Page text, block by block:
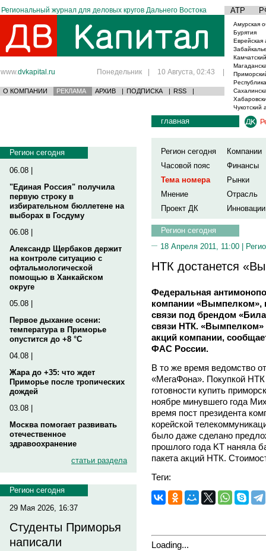
Региональный журнал для деловых кругов Дальнего Востока АТР
www.dvkapital.ru Понедельник | 10 Августа, 02:43 |
О КОМПАНИИ РЕКЛАМА АРХИВ | ПОДПИСКА | RSS |
Амурская
Бурятия
Еврейская
Чукотский
Регион сегодня
06.08 |
"Единая Россия" получила
первую строку в
избирательном бюллетене на
выборах в Госдуму
06.08 |
Александр Щербаков держит
на контроле ситуацию с
офтальмологической
помощью в Ханкайском
округе
05.08 |
Первое дыхание осени:
температура в Приморье
опустится до +8 °C
04.08 |
Жара до +35: что ждет
Приморье после тропических
дождей
03.08 |
Москва помогает развивать
отечественное
здравоохранение
статьи раздела
Регион сегодня
29 Мая 2026, 16:37
Студенты Приморья
написали
главная
Регион сегодня
Компании
Часовой пояс
Финансы
Тема номера
Рынки
Мнение
Отрасль
Проект ДК
Инновации
Регион сегодня
18 Апреля 2011, 11:00 |
НТК достанется
Федеральная
компании «Вымпелком»,
связи под брендом
связи НТК. «Вымпелком»
акций компании,
ФАС России.
В то же время ведомство
«МегаФона». Покупкой
готовности купить
ноябре минувшего года
время пост президента
корейской
было даже сделано
прошлого года KT наняла
пакета акций НТК.
Теги:
Loading...